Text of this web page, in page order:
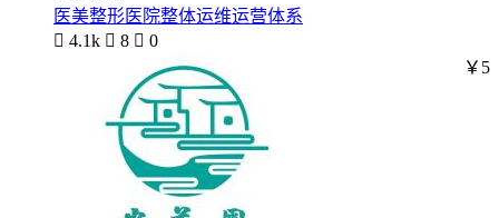
医美整形医院整体运维运营体系
 4.1k  8  0
￥5